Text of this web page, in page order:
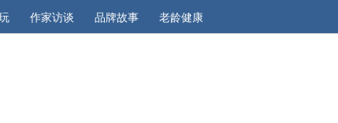
作家访谈 品牌故事 老龄健康